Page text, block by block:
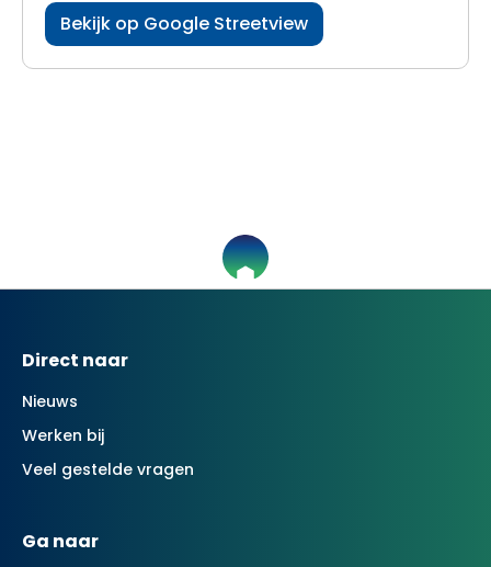
Bekijk op Google Streetview
Contactinformatie
Direct naar
Nieuws
Werken bij
Veel gestelde vragen
Ga naar